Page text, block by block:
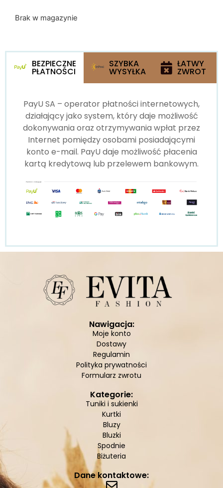
Brak w magazynie
BEZPIECZNE
PŁATNOŚCI
SZYBKA
WYSYŁKA
ŁATWY
ZWROT
PayU SA – operator płatności internetowych,
działający jako system, który daje możliwość
dokonywania oraz otrzymywania wpłat przez
Internet pomiędzy osobami posiadającymi
konto e-mail. PayU daje możliwość płacenia
kartą kredytową lub przelewem bankowym.
Nawigacja:
Moje konto
Dostawy
Regulamin
Polityka prywatności
Formularz zwrotu
Kategorie:
Tuniki i sukienki
Kurtki
Bluzy
Bluzki
Spodnie
Biżuteria
Dane kontaktowe: